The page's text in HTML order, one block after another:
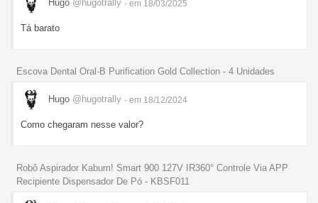
Hugo @hugotrally - em 18/03/2025
Tá barato
Escova Dental Oral-B Purification Gold Collection - 4 Unidades
Hugo @hugotrally - em 18/12/2024
Como chegaram nesse valor?
Robô Aspirador Kabum! Smart 900 127V IR360° Controle Via APP
Recipiente Dispensador De Pó - KBSF011